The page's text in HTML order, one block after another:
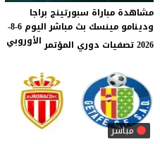
مشاهدة مباراة سبورتينج براجا
ودينامو مينسك بث مباشر اليوم 6-8-
2026 تصفيات دوري المؤتمر
الأوروبي
مباشر